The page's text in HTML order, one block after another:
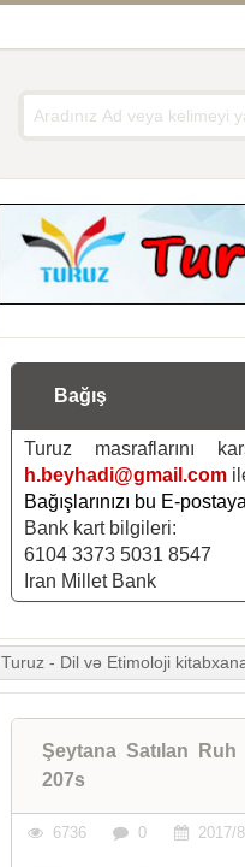
Bağış
Turuz masraflarını
h.beyhadi@gmail.com
Bağışlarınızı bu E-
Bank kart bilgileri:
6104 3373 5031 8547
Iran Millet Bank
Turuz - Dil və Etimoloji
Şeytana Satılan
207s
6736 0 2017/